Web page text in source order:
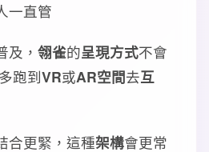
一直管
及， 翎雀的呈現方式不會
跑到VR或AR空間去互
合更緊，這種架構會更常